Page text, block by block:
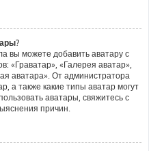
вы можете добавить аватару с
«Граватар», «Галерея аватар»,
аватара». От администратора
а также какие типы аватар могут
аватары, свяжитесь с
причин.